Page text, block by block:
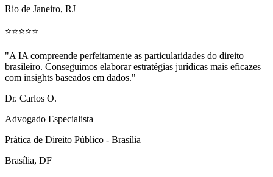
Rio de Janeiro, RJ
⭐⭐⭐⭐⭐
"A IA compreende perfeitamente as particularidades do direito
brasileiro. Conseguimos elaborar estratégias jurídicas mais eficazes
com insights baseados em dados."
Dr. Carlos O.
Advogado Especialista
Prática de Direito Público - Brasília
Brasília, DF